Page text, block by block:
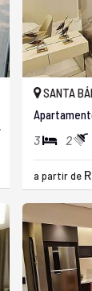
SANTA
3 2
a partir de